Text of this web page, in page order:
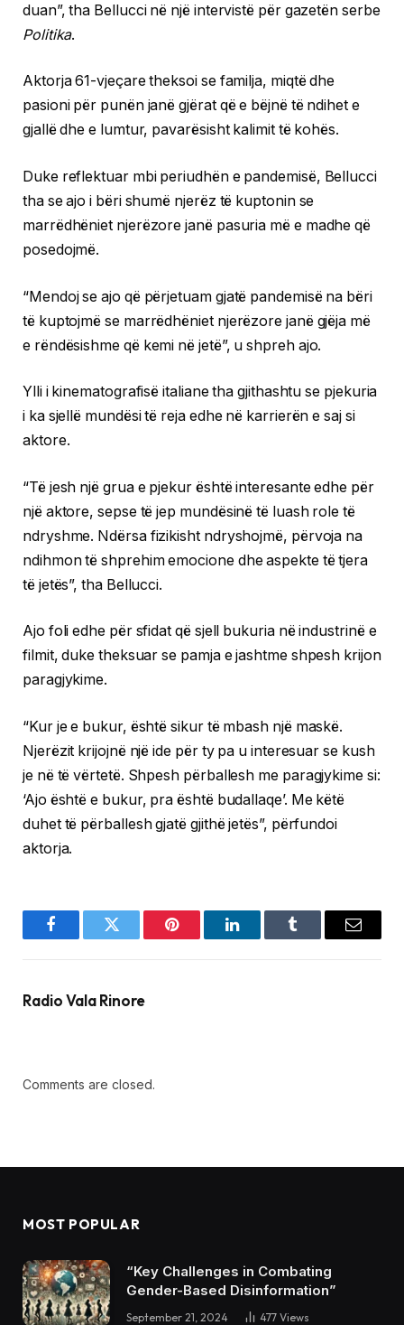
duan”, tha Bellucci në një intervistë për gazetën serbe
Politika.
Aktorja 61-vjeçare theksoi se familja, miqtë dhe
pasioni për punën janë gjërat që e bëjnë të ndihet e
gjallë dhe e lumtur, pavarësisht kalimit të kohës.
Duke reflektuar mbi periudhën e pandemisë, Bellucci
tha se ajo i bëri shumë njerëz të kuptonin se
marrëdhëniet njerëzore janë pasuria më e madhe që
posedojmë.
“Mendoj se ajo që përjetuam gjatë pandemisë na bëri
të kuptojmë se marrëdhëniet njerëzore janë gjëja më
e rëndësishme që kemi në jetë”, u shpreh ajo.
Ylli i kinematografisë italiane tha gjithashtu se pjekuria
i ka sjellë mundësi të reja edhe në karrierën e saj si
aktore.
“Të jesh një grua e pjekur është interesante edhe për
një aktore, sepse të jep mundësinë të luash role të
ndryshme. Ndërsa fizikisht ndryshojmë, përvoja na
ndihmon të shprehim emocione dhe aspekte të tjera
të jetës”, tha Bellucci.
Ajo foli edhe për sfidat që sjell bukuria në industrinë e
filmit, duke theksuar se pamja e jashtme shpesh krijon
paragjykime.
“Kur je e bukur, është sikur të mbash një maskë.
Njerëzit krijojnë një ide për ty pa u interesuar se kush
je në të vërtetë. Shpesh përballesh me paragjykime si:
‘Ajo është e bukur, pra është budallaqe’. Me këtë
duhet të përballesh gjatë gjithë jetës”, përfundoi
aktorja.
FacebookTwitter Pinterest LinkedInTumblr Email
Radio Vala Rinore
Comments are closed.
MOST POPULAR
“Key Challenges in Combating
Gender-Based Disinformation”
September 21, 2024 477 Views